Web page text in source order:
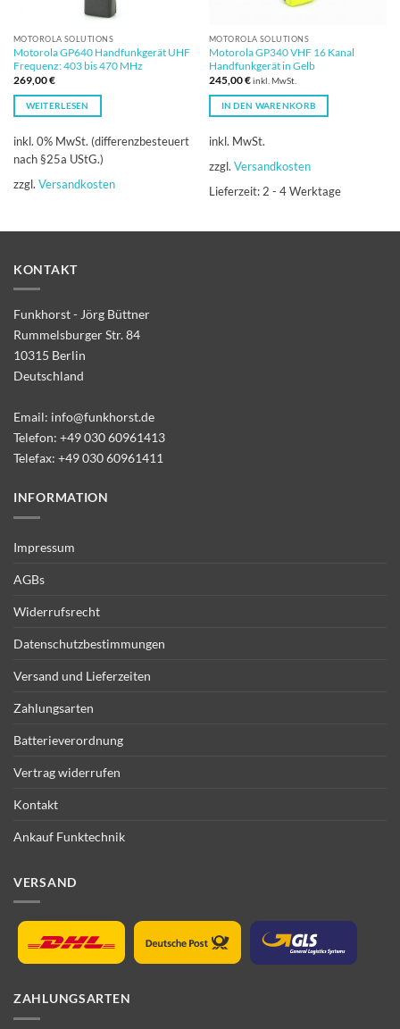
MOTOROLA SOLUTIONS
Motorola GP640 Handfunkgerät UHF
Frequenz: 403 bis 470 MHz
269,00€
WEITERLESEN
inkl. 0% MwSt. (differenzbesteuert
nach §25a UStG.)
zzgl. Versandkosten
MOTOROLA SOLUTIONS
Motorola GP340 VHF 16 Kanal
Handfunkgerät in Gelb
245,00€inkl. MwSt.
IN DEN WARENKORB
inkl. MwSt.
zzgl. Versandkosten
Lieferzeit:2 - 4 Werktage
KONTAKT
Funkhorst - Jörg Büttner
Rummelsburger Str. 84
10315 Berlin
Deutschland
Email: info@funkhorst.de
Telefon: +49 030 60961413
Telefax: +49 030 60961411
INFORMATION
Impressum
AGBs
Widerrufsrecht
Datenschutzbestimmungen
Versand und Lieferzeiten
Zahlungsarten
Batterieverordnung
Vertrag widerrufen
Kontakt
Ankauf Funktechnik
VERSAND
ZAHLUNGSARTEN